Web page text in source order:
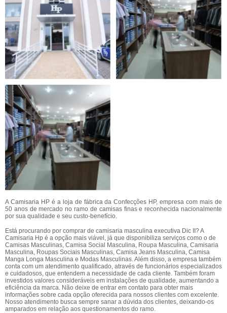
A Camisaria HP é a loja de fábrica da Confecções HP, empresa com mais de
50 anos de mercado no ramo de camisas finas e reconhecida nacionalmente
por sua qualidade e seu custo-benefício.
Está procurando por comprar de camisaria masculina executiva Dic II? A
Camisaria Hp é a opção mais viável, já que disponibiliza serviços como o de
Camisas Masculinas, Camisa Social Masculina, Roupa Masculina, Camisaria
Masculina, Roupas Sociais Masculinas, Camisa Jeans Masculina, Camisa
Manga Longa Masculina e Modas Masculinas. Além disso, a empresa também
conta com um atendimento qualificado, através de funcionários especializados
e cuidadosos, que entendem a necessidade de cada cliente. Também foram
investidos valores consideráveis em instalações de qualidade, aumentando a
eficiência da marca. Não deixe de entrar em contato para obter mais
informações sobre cada opção oferecida para nossos clientes com excelente.
Nosso atendimento busca sempre sanar a dúvida dos clientes, deixando-os
amparados em relação aos questionamentos do ramo.